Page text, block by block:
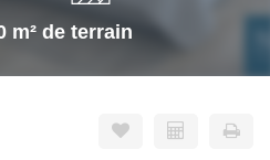
m² de terrain